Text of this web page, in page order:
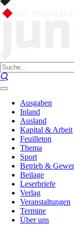
Ausgaben
Inland
Ausland
Kapital & Arbeit
Feuilleton
Thema
Sport
Betrieb &
Beilage
Leserbriefe
Verlag
Veranstaltungen
Termine
Über uns